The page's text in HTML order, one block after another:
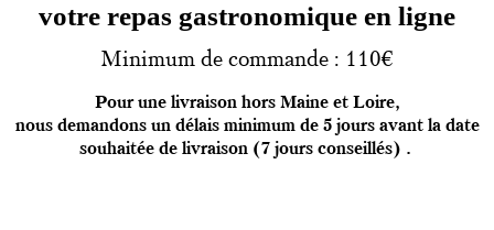
votre repas gastronomique en ligne
Minimum de commande : 110€
Pour une livraison hors Maine et Loire,
nous demandons un délais minimum de 5 joursavant la date
souhaitée de livraison(7 jours conseillés) .